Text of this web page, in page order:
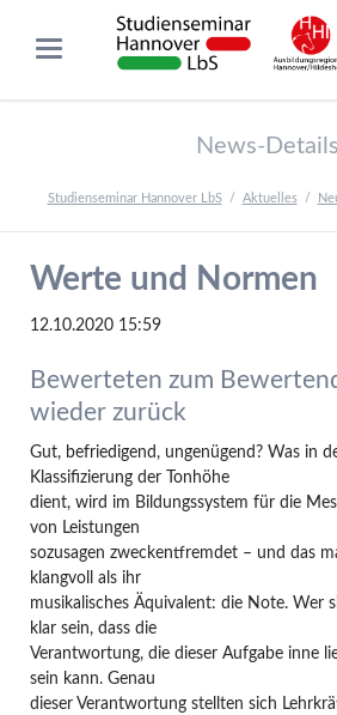
News-Details
Studienseminar Hannover LbS Aktuelles
Werte und Normen
12.10.2020 15:59
Bewerteten zum
wieder zurück
Gut, befriedigend, ungenügend? Was in
Klassifizierung der Tonhöhe
dient, wird im Bildungssystem für die
von Leistungen
sozusagen zweckentfremdet – und das
klangvoll als ihr
musikalisches Äquivalent: die Note. Wer
klar sein, dass die
Verantwortung, die dieser Aufgabe inne
sein kann. Genau
dieser Verantwortung stellten sich